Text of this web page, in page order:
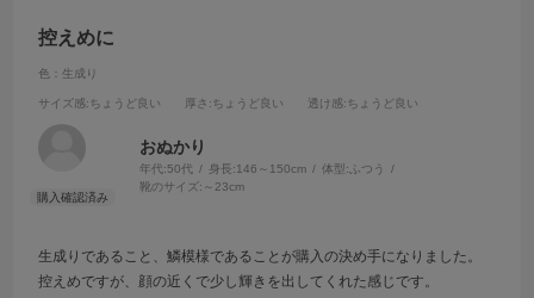
控えめに
色：生成り
サイズ感:ちょうど良い 厚さ :ちょうど良い 透け感:ちょうど良い
おぬかり
年代:50代 身長:146～150cm 体型:ふつう
靴のサイズ: ～23cm
生成りであること、鱗模様であることが購入の決め手になりました。
控えめですが、顔の近くで少し輝きを出してくれた感じです。